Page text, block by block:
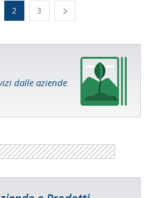
2 3
dalle aziende